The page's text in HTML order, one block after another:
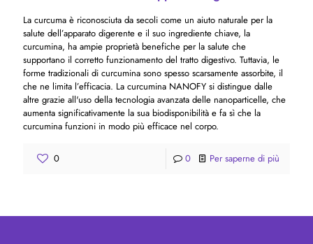
La curcuma è riconosciuta da secoli come un aiuto naturale per la
salute dell’apparato digerente e il suo ingrediente chiave, la
curcumina, ha ampie proprietà benefiche per la salute che
supportano il corretto funzionamento del tratto digestivo. Tuttavia, le
forme tradizionali di curcumina sono spesso scarsamente assorbite, il
che ne limita l’efficacia. La curcumina NANOFY si distingue dalle
altre grazie all'uso della tecnologia avanzata delle nanoparticelle, che
aumenta significativamente la sua biodisponibilità e fa sì che la
curcumina funzioni in modo più efficace nel corpo.
0 0 Per saperne di più